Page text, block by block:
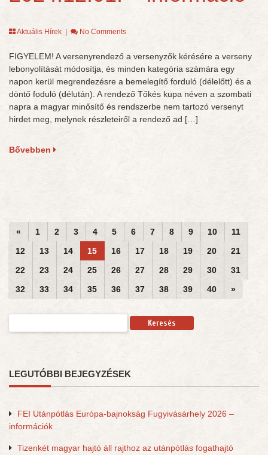
Aktuális Hírek No Comments
FIGYELEM! A versenyrendező a versenyzők kérésére a verseny
lebonyolítását módosítja, és minden kategória számára egy
napon kerül megrendezésre a bemelegítő forduló (délelőtt) és a
döntő foduló (délután). A rendező Tőkés kupa néven a szombati
napra a magyar minősítő és rendszerbe nem tartozó versenyt
hirdet meg, melynek részleteiről a rendező ad […]
Bővebben
« 1 2 3 4 5 6 7 8 9 10
11
12
13 14 15 16 17 18 19 20
21
22
23 24 25 26 27 28 29 30
31
32
33 34 35 36 37 38 39 40 »
LEGUTÓBBI BEJEGYZÉSEK
FEI Utánpótlás Európa-bajnokság Fugyivásárhely 2026 –
információk
Tizenkét magyar hajtó áll rajthoz az utánpótlás fogathajtó